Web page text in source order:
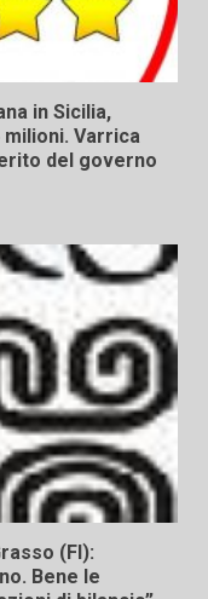
in Sicilia,
Varrica
del governo
(FI):
Bene le